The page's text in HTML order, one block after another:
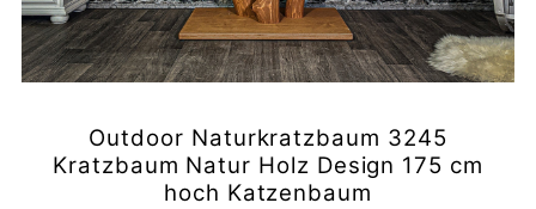
Outdoor Naturkratzbaum 3245
Kratzbaum Natur Holz Design 175 cm
hoch Katzenbaum